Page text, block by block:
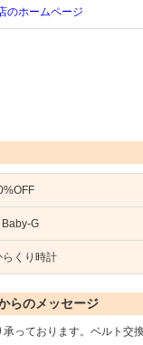
のホームページ
G
くり時計
らのメッセージ
っております。ベルト交